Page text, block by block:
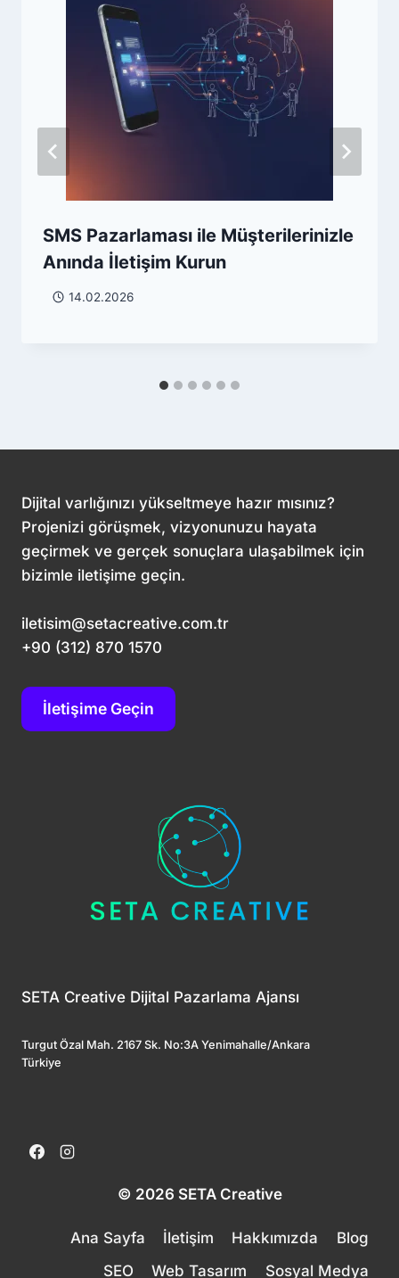
SMS Pazarlaması ile Müşterilerinizle
Anında İletişim Kurun
14.02.2026
Dijital varlığınızı yükseltmeye hazır mısınız?
Projenizi görüşmek, vizyonunuzu hayata
geçirmek ve gerçek sonuçlara ulaşabilmek için
bizimle iletişime geçin.
iletisim@setacreative.com.tr
+90 (312) 870 1570
İletişime Geçin
SETA Creative Dijital Pazarlama Ajansı
Turgut Özal Mah. 2167 Sk. No:3A Yenimahalle/Ankara
Türkiye
© 2026 SETA Creative
Ana Sayfa İletişim Hakkımızda
Blog
SEO
Web Tasarım Sosyal Medya